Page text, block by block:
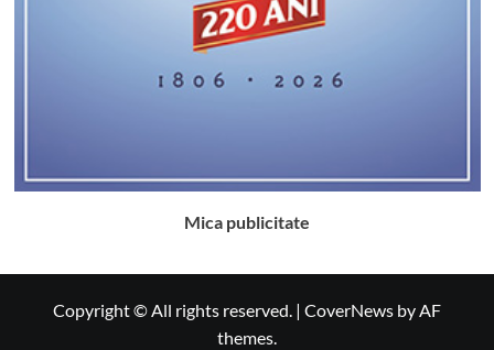
Mica publicitate
Copyright © All rights reserved. | CoverNews by AF
themes.